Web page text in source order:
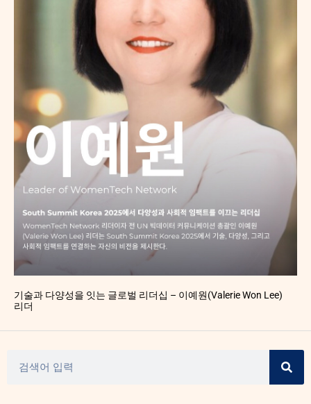
기술과 다양성을 잇는 글로벌 리더십 – 이예원(Valerie Won Lee)
리더